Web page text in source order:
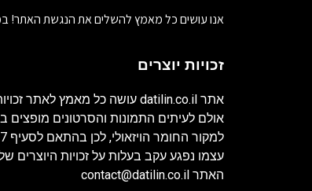
אנו עושים כל מאמץ להשלים את הנגשת האתר!
זכויות יוצרים
אתר datilin.co.il עושה כל מאמץ לאתר
אולם לעיתים התמונות והסרטונים
עצמו נפגע עקב בעלות על זכויות היוצרים
האתר contact@datilin.co.il